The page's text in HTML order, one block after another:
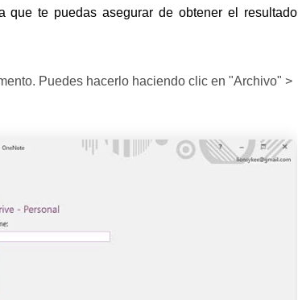
que te puedas asegurar de obtener el resultado
Puedes hacerlo haciendo clic en "Archivo" >